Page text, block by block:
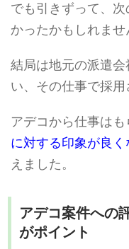
でも引きずって、
かったかもしれませ
結局は地元の派遣
い、その仕事で採用
アデコから仕事はも
に対する印象が良く
えました。
アデコ案件への
がポイント